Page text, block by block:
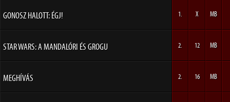
GONOSZ HALOTT: ÉGJ! 1. X MB
STAR WARS: A MANDALÓRI ÉS GROGU 2. 12 MB
MEGHÍVÁS 2. 16 MB